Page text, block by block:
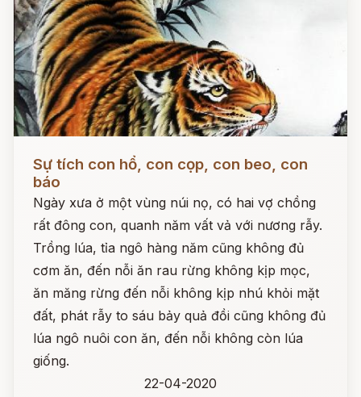
Sự tích con hổ, con cọp, con beo, con
báo
Ngày xưa ở một vùng núi nọ, có hai vợ chồng
rất đông con, quanh năm vất vả với nương rẫy.
Trồng lúa, tỉa ngô hàng năm cũng không đủ
cơm ăn, đến nỗi ăn rau rừng không kịp mọc,
ăn măng rừng đến nỗi không kịp nhú khỏi mặt
đất, phát rẫy to sáu bảy quả đồi cũng không đủ
lúa ngô nuôi con ăn, đến nỗi không còn lúa
giống.
22-04-2020